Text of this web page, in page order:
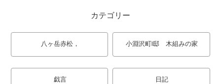
カテゴリー
八ヶ岳赤松， 小淵沢町I邸 木組みの家
戯言 日記